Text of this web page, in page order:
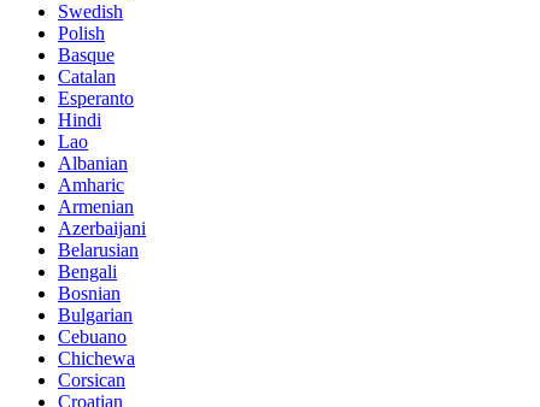
Swedish
Polish
Basque
Catalan
Esperanto
Hindi
Lao
Albanian
Amharic
Armenian
Azerbaijani
Belarusian
Bengali
Bosnian
Bulgarian
Cebuano
Chichewa
Corsican
Croatian